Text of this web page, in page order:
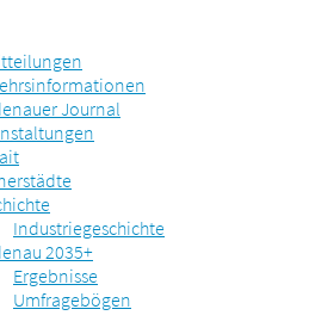
Journal
Industriegeschichte
2035+
Ergebnisse
Umfragebögen